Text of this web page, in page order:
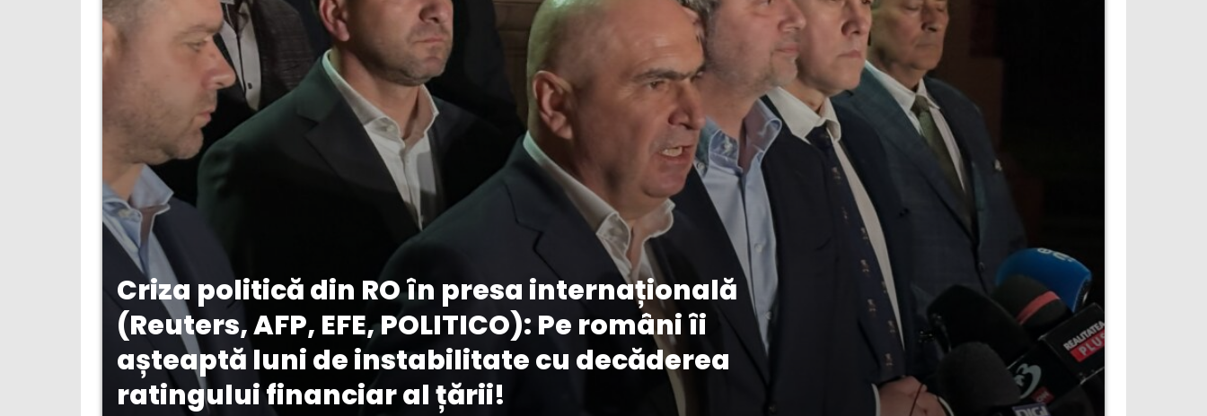
Criza politică din RO în presa internațională
(Reuters, AFP, EFE, POLITICO): Pe români îi
așteaptă luni de instabilitate cu decăderea
ratingului financiar al țării!